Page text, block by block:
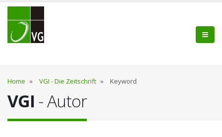
Home » VGI - Die Zeitschrift » Keyword
VGI - Autor